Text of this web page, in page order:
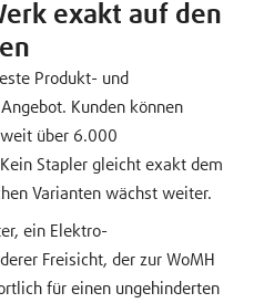
exakt auf den
Produkt- und
Kunden können
über 6.000
Stapler gleicht exakt dem
Varianten wächst weiter.
ein Elektro-
Freisicht, der zur WoMH
für einen ungehinderten